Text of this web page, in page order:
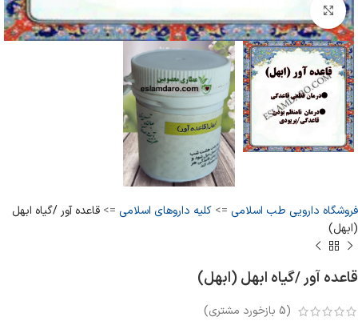
فروشگاه دارویی طب اسلامی => کلیه داروهای اسلامی => قاعده آور /گیاه ابهل
(ابهل)
قاعده آور /گیاه ابهل (ابهل)
(
5 بازخورد مشتری)